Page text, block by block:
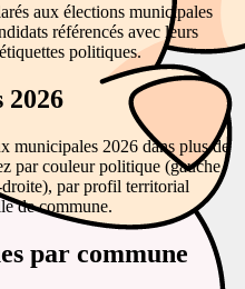
aux élections municipales
référencés avec leurs
politiques.
2026
municipales 2026 dans plus de
par couleur politique (gauche,
par profil territorial
de commune.
par commune